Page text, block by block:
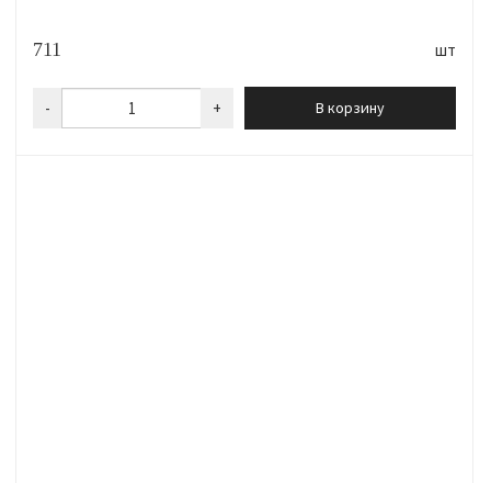
711 шт
- + В корзину